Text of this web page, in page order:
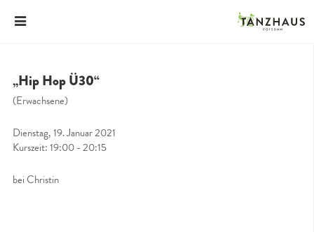
„Hip Hop Ü30“
(Erwachsene)
Dienstag, 19. Januar 2021
Kurszeit: 19:00 - 20:15
bei Christin